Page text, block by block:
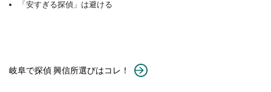
「安すぎる探偵」は避ける
岐阜で探偵 興信所選びはコレ！